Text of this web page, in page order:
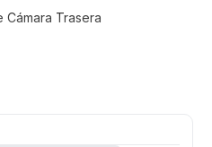
Cámara Trasera